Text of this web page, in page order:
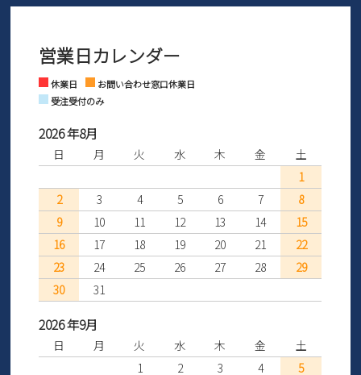
さい。
※土日祝はお問い合わせ窓口休業日となります。
Facebook Instagram
営業日カレンダー
休業日
お問い合わせ窓口休業日
受注受付のみ
2026 年8月
日 月 火 水 木 金
土
1
2
3 4 5 6 7
8
9
10 11 12 13 14
15
16
17 18 19 20 21
22
23
24 25 26 27 28
29
30
31
2026 年9月
日 月 火 水 木 金
土
1
2 3 4
5